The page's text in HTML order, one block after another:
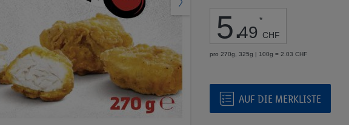
5.49
*
CHF
pro 270g, 325g | 100g = 2.03 CHF
AUF DIE MERKLISTE